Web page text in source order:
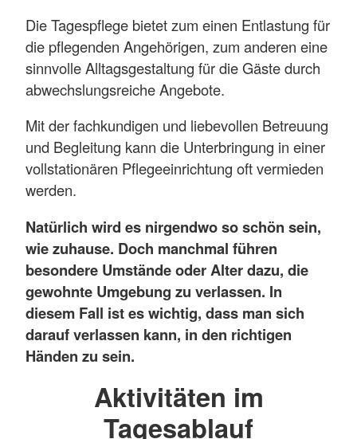
Die Tagespflege bietet zum einen Entlastung für
die pflegenden Angehörigen, zum anderen eine
sinnvolle Alltagsgestaltung für die Gäste durch
abwechslungsreiche Angebote.
Mit der fachkundigen und liebevollen Betreuung
und Begleitung kann die Unterbringung in einer
vollstationären Pflegeeinrichtung oft vermieden
werden.
Natürlich wird es nirgendwo so schön sein,
wie zuhause. Doch manchmal führen
besondere Umstände oder Alter dazu, die
gewohnte Umgebung zu verlassen. In
diesem Fall ist es wichtig, dass man sich
darauf verlassen kann, in den richtigen
Händen zu sein.
Aktivitäten im
Tagesablauf